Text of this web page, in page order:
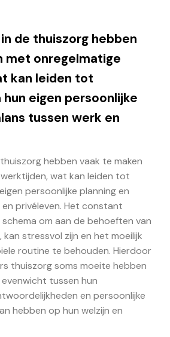
de thuiszorg hebben
met onregelmatige
kan leiden tot
eigen persoonlijke
tussen werk en
hebben vaak te maken
wat kan leiden tot
persoonlijke planning en
privéleven. Het constant
om aan de behoeften van
stressvol zijn en het moeilijk
routine te behouden. Hierdoor
thuiszorg soms moeite hebben
tussen hun
en persoonlijke
hebben op hun welzijn en